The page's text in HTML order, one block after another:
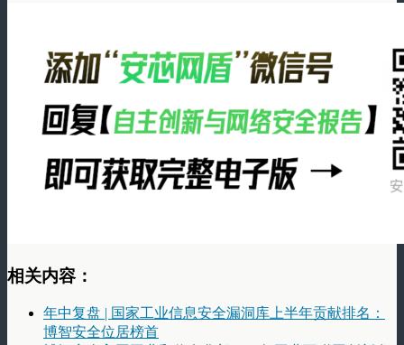
相关内容：
年中复盘 | 国家工业信息安全漏洞库上半年贡献排名：
博智安全位居榜首